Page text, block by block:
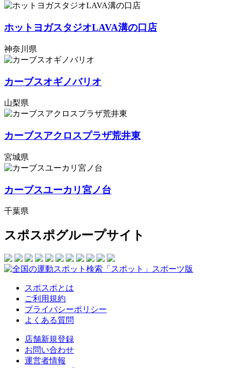
ホットヨガスタジオLAVA溝の口店
神奈川県
カーブスオギノバリオ
山梨県
カーブスアクロスプラザ荒井東
宮城県
カーブスユーカリ宮ノ台
千葉県
スポスポグループサイト
スポスポとは
ご利用規約
プライバシーポリシー
よくある質問
店舗新規登録
お問い合わせ
運営者情報